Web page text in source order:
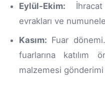
Eylül-Ekim:
evrakları ve
Kasım: Fuar
fuarlarına katılım
malzemesi gönderimi